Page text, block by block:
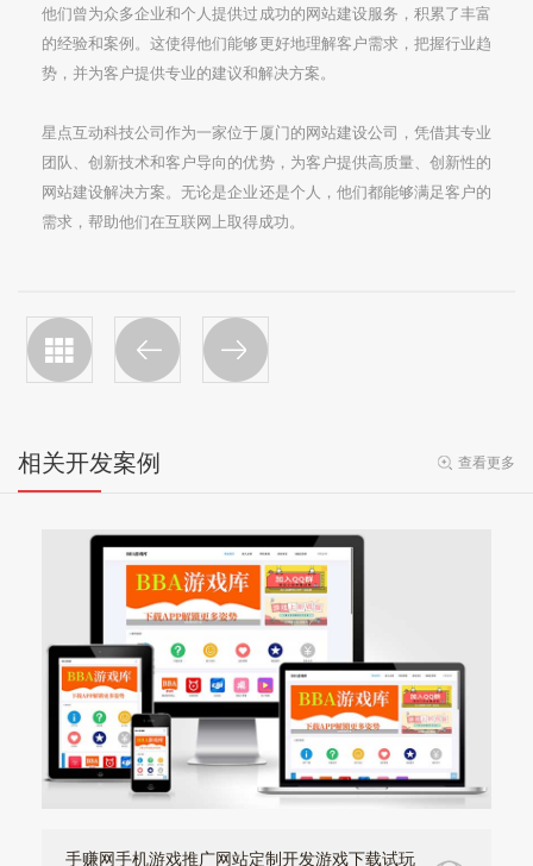
他们曾为众多企业和个人提供过成功的网站建设服务，积累了丰富
的经验和案例。这使得他们能够更好地理解客户需求，把握行业趋
势，并为客户提供专业的建议和解决方案。
星点互动科技公司作为一家位于厦门的网站建设公司，凭借其专业
团队、创新技术和客户导向的优势，为客户提供高质量、创新性的
网站建设解决方案。无论是企业还是个人，他们都能够满足客户的
需求，帮助他们在互联网上取得成功。
相关开发案例 查看更多
手赚网手机游戏推广网站定制开发游戏下载试玩